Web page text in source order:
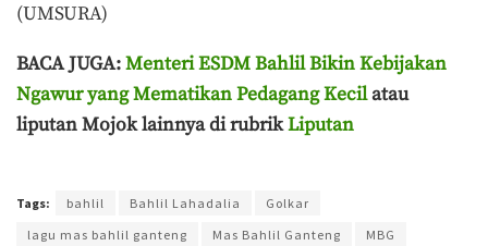
(UMSURA)
BACA JUGA:Menteri ESDM Bahlil Bikin Kebijakan
Ngawur yang Mematikan Pedagang Kecilatau
liputan Mojok lainnya di rubrikLiputan
Tags: bahlil Bahlil Lahadalia
Golkar
lagu mas bahlil ganteng
Mas Bahlil Ganteng
MBG